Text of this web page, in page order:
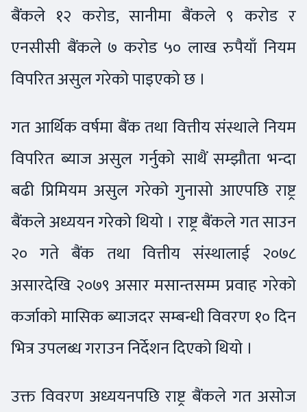
बैंकले १२ करोड, सानीमा बैंकले ९ करोड र
एनसीसी बैंकले ७ करोड ५० लाख रुपैयाँ नियम
विपरित असुल गरेको पाइएको छ ।
गत आर्थिक वर्षमा बैंक तथा वित्तीय संस्थाले नियम
विपरित ब्याज असुल गर्नुको साथैं सम्झौता भन्दा
बढी प्रिमियम असुल गरेको गुनासो आएपछि राष्ट्र
बैंकले अध्ययन गरेको थियो । राष्ट्र बैंकले गत साउन
२० गते बैंक तथा वित्तीय संस्थालाई २०७८
असारदेखि २०७९ असार मसान्तसम्म प्रवाह गरेको
कर्जाको मासिक ब्याजदर सम्बन्धी विवरण १० दिन
भित्र उपलब्ध गराउन निर्देशन दिएको थियो ।
उक्त विवरण अध्ययनपछि राष्ट्र बैंकले गत असोज